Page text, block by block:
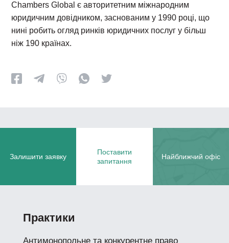
Chambers Global є авторитетним міжнародним
юридичним довідником, заснованим у 1990 році, що
нині робить огляд ринків юридичних послуг у більш
ніж 190 країнах.
Залишити заявку
Поставити
запитання
Найближчий офіс
Практики
Антимонопольне та конкурентне право